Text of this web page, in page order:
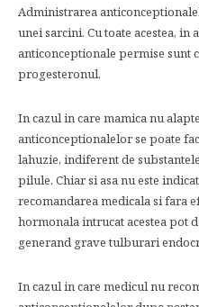
Administrarea
unei sarcini. Cu toate acestea, in
anticonceptionale permise sunt
progesteronul.
In cazul in care mamica nu
anticonceptionalelor se poate
lahuzie, indiferent de
pilule. Chiar si asa nu este
recomandarea medicala si fara
hormonala intrucat acestea pot
generand grave tulburari
In cazul in care medicul nu